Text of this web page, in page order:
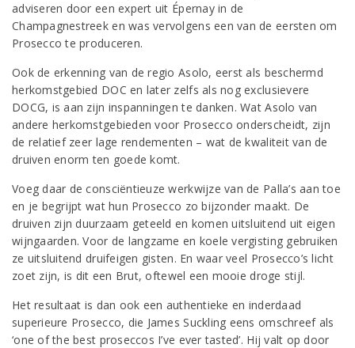
adviseren door een expert uit Épernay in de
Champagnestreek en was vervolgens een van de eersten om
Prosecco te produceren.
Ook de erkenning van de regio Asolo, eerst als beschermd
herkomstgebied DOC en later zelfs als nog exclusievere
DOCG, is aan zijn inspanningen te danken. Wat Asolo van
andere herkomstgebieden voor Prosecco onderscheidt, zijn
de relatief zeer lage rendementen – wat de kwaliteit van de
druiven enorm ten goede komt.
Voeg daar de consciëntieuze werkwijze van de Palla’s aan toe
en je begrijpt wat hun Prosecco zo bijzonder maakt. De
druiven zijn duurzaam geteeld en komen uitsluitend uit eigen
wijngaarden. Voor de langzame en koele vergisting gebruiken
ze uitsluitend druifeigen gisten. En waar veel Prosecco’s licht
zoet zijn, is dit een Brut, oftewel een mooie droge stijl.
Het resultaat is dan ook een authentieke en inderdaad
superieure Prosecco, die James Suckling eens omschreef als
‘one of the best proseccos I’ve ever tasted’. Hij valt op door